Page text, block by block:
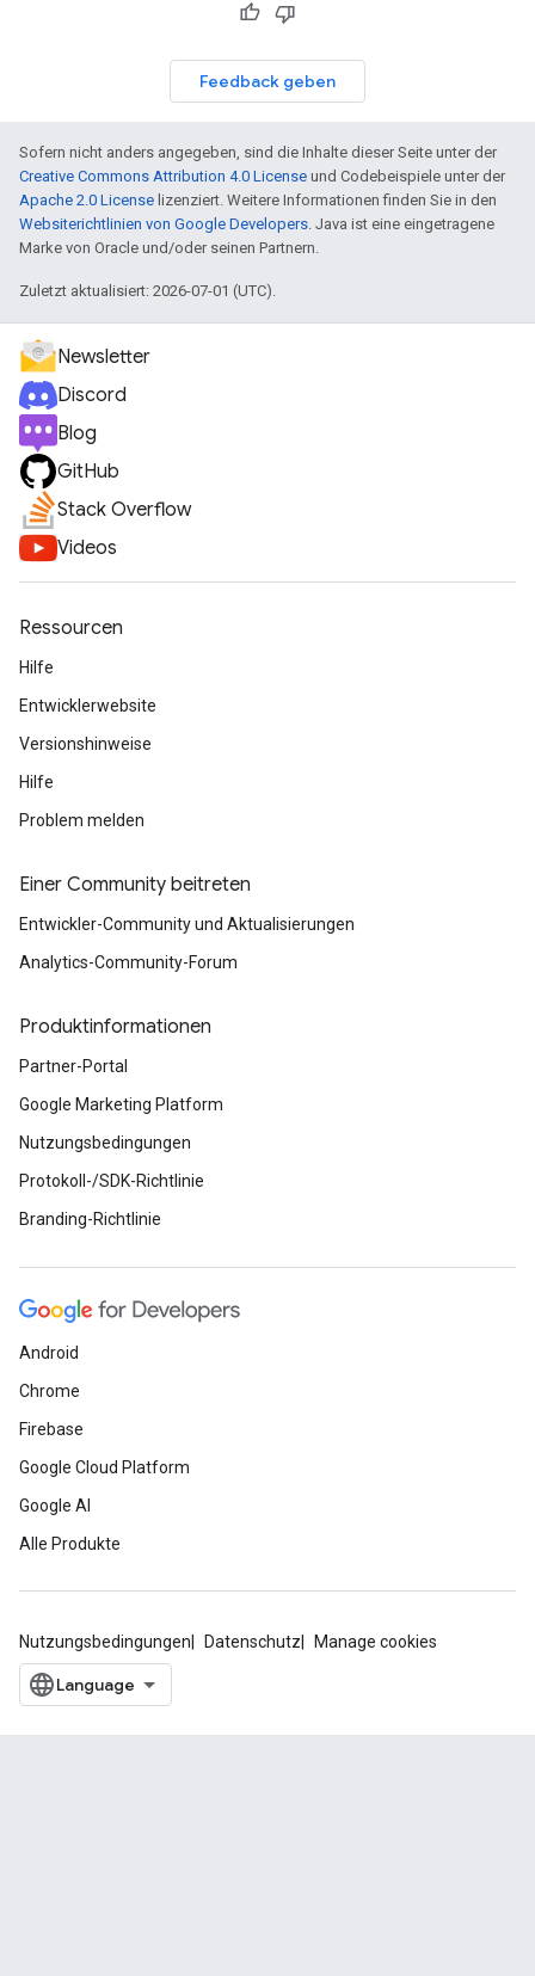
Feedback geben
Sofern nicht anders angegeben, sind die Inhalte dieser Seite unter der
Creative Commons Attribution 4.0 License und Codebeispiele unter der
Apache 2.0 License lizenziert. Weitere Informationen finden Sie in den
Websiterichtlinien von Google Developers. Java ist eine eingetragene
Marke von Oracle und/oder seinen Partnern.
Zuletzt aktualisiert: 2026-07-01 (UTC).
Newsletter
Discord
Blog
GitHub
Stack Overflow
Videos
Ressourcen
Hilfe
Entwicklerwebsite
Versionshinweise
Hilfe
Problem melden
Einer Community beitreten
Entwickler-Community und Aktualisierungen
Analytics-Community-Forum
Produktinformationen
Partner-Portal
Google Marketing Platform
Nutzungsbedingungen
Protokoll-/SDK-Richtlinie
Branding-Richtlinie
Android
Chrome
Firebase
Google Cloud Platform
Google AI
Alle Produkte
Nutzungsbedingungen Datenschutz Manage cookies